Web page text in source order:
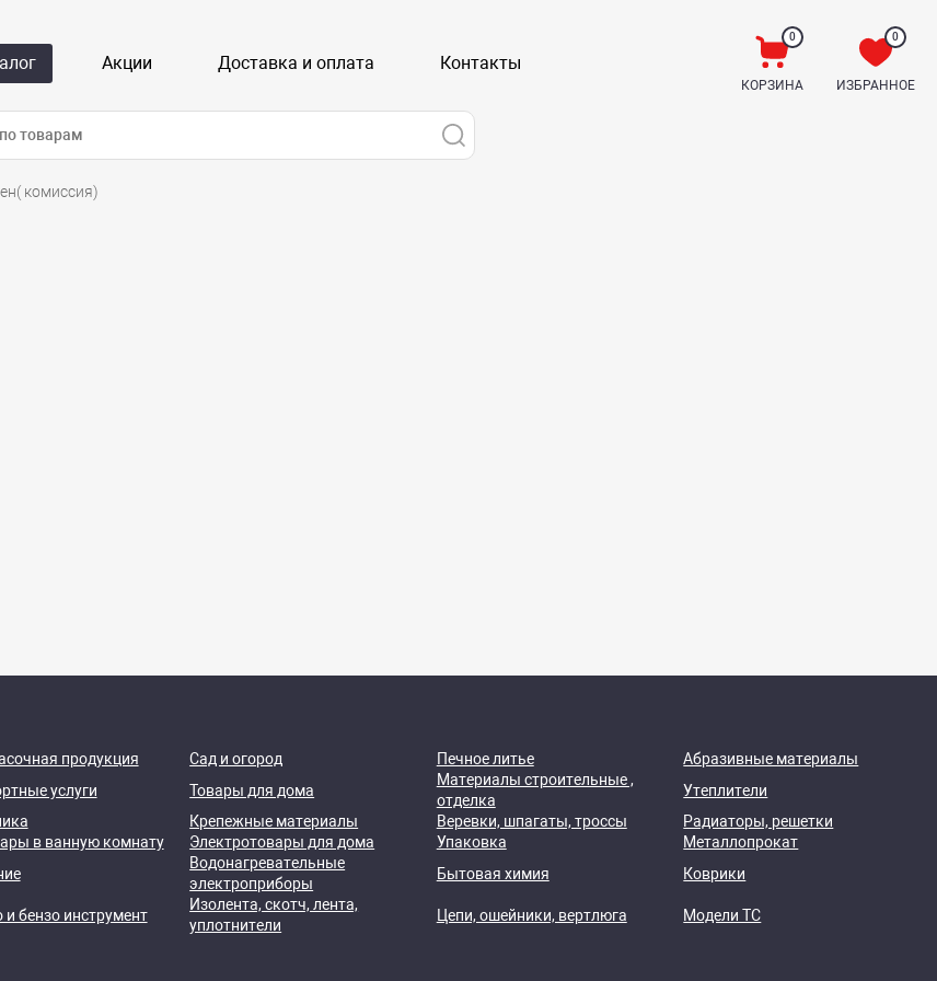
Акции Доставка и оплата Контакты
0
КОРЗИНА
0
ИЗБРАННОЕ
комиссия)
продукция Сад и огород Печное литье
Абразивные материалы
услуги Товары для дома
Материалы строительные ,
отделка
Утеплители
Крепежные материалы Веревки, шпагаты, троссы
Радиаторы, решетки
в ванную комнату Электротовары для дома Упаковка
Металлопрокат
Водонагревательные
электроприборы
Бытовая химия Коврики
и бензо инструмент
Изолента, скотч, лента,
уплотнители
Цепи, ошейники, вертлюга
Модели ТС